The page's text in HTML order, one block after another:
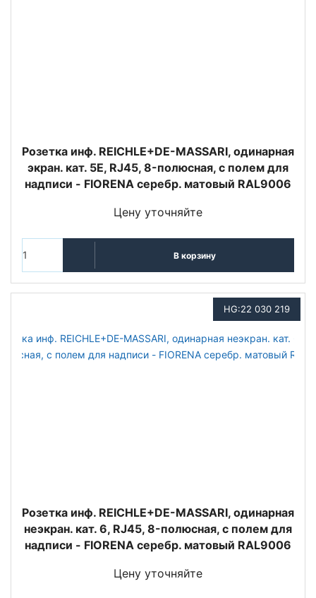
Розетка инф. REICHLE+DE-MASSARI, одинарная
экран. кат. 5E, RJ45, 8-полюсная, с полем для
надписи - FIORENA серебр. матовый RAL9006
Цену уточняйте
В корзину
HG:22 030 219
Розетка инф. REICHLE+DE-MASSARI, одинарная
неэкран. кат. 6, RJ45, 8-полюсная, с полем для
надписи - FIORENA серебр. матовый RAL9006
Цену уточняйте